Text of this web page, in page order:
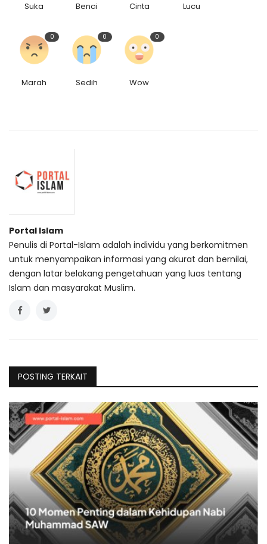
Suka Benci Cinta Lucu
0
Marah
0
Sedih
0
Wow
Portal Islam
Penulis di Portal-Islam adalah individu yang berkomitmen
untuk menyampaikan informasi yang akurat dan bernilai,
dengan latar belakang pengetahuan yang luas tentang
Islam dan masyarakat Muslim.
POSTING TERKAIT